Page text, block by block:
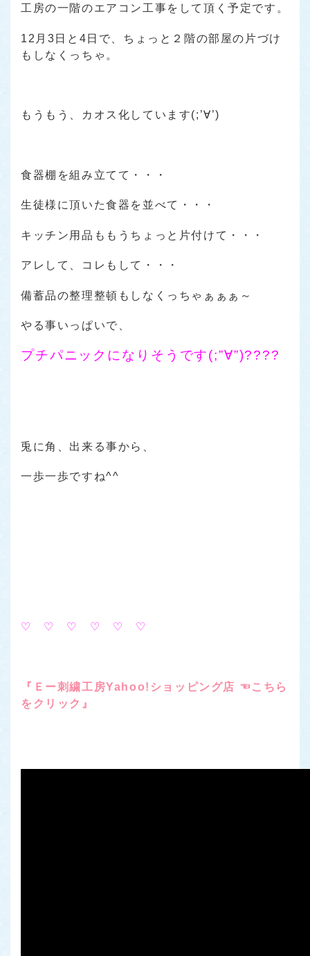
工房の一階のエアコン工事をして頂く予定です。
12月3日と4日で、ちょっと２階の部屋の片づけ
もしなくっちゃ。
もうもう、カオス化しています(;’∀’)
食器棚を組み立てて・・・
生徒様に頂いた食器を並べて・・・
キッチン用品ももうちょっと片付けて・・・
アレして、コレもして・・・
備蓄品の整理整頓もしなくっちゃぁぁぁ～
やる事いっぱいで、
プチパニックになりそうです(;”∀”)????
兎に角、出来る事から、
一歩一歩ですね^^
♡ ♡ ♡ ♡ ♡ ♡
『Ｅー刺繍工房Yahoo!ショッピング店 ☜こちら
をクリック』